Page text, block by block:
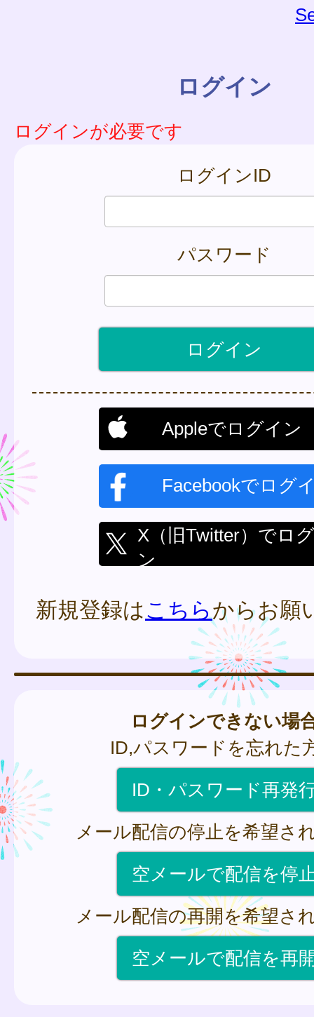
ログイン
ログインが必要です
ログインID
パスワード
Appleでログイン
Facebookでログ
X（旧Twitter）でロ
ン
新規登録はこちらからお願
ログインできない場
ID,パスワードを忘れた
ID・パスワード再発
メール配信の停止を希望さ
空メールで配信を停
メール配信の再開を希望さ
空メールで配信を再